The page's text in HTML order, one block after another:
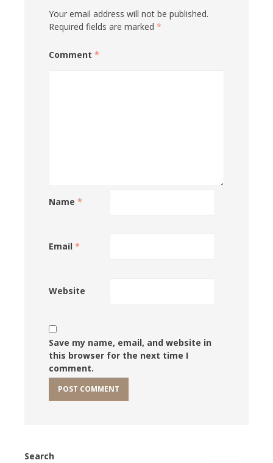
Your email address will not be published.
Required fields are marked *
Comment *
Name *
Email *
Website
Save my name, email, and website in
this browser for the next time I
comment.
Search